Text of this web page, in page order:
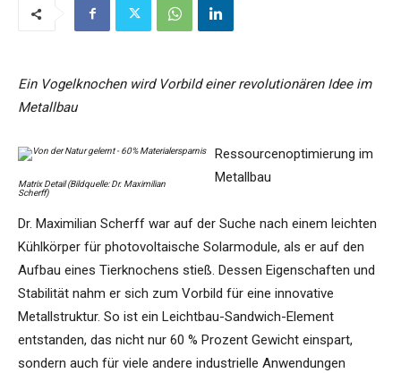
Ein Vogelknochen wird Vorbild einer revolutionären Idee im
Metallbau
Matrix Detail (Bildquelle: Dr. Maximilian
Scherff)
Ressourcenoptimierung im
Metallbau
Dr. Maximilian Scherff war auf der Suche nach einem leichten
Kühlkörper für photovoltaische Solarmodule, als er auf den
Aufbau eines Tierknochens stieß. Dessen Eigenschaften und
Stabilität nahm er sich zum Vorbild für eine innovative
Metallstruktur. So ist ein Leichtbau-Sandwich-Element
entstanden, das nicht nur 60 % Prozent Gewicht einspart,
sondern auch für viele andere industrielle Anwendungen